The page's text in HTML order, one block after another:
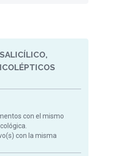
con el mismo
con la misma